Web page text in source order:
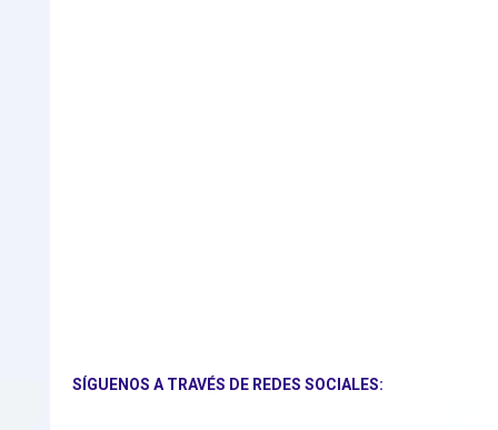
SÍGUENOS A TRAVÉS DE REDES SOCIALES: